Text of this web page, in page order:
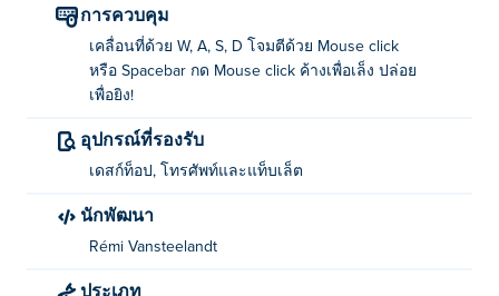
มีความกล้าหาญและความแข็งแกร่งที่จะบรรลุชะตากรรม
ของคุณและอ้างสิทธิ์ในความรุ่งโรจน์สูงสุดหรือไม่?
จะเล่น Path to Glory ได้อย่างไร?
ย้าย: WASD
โจมตี: คลิกซ้ายหรือปุ่ม Space bar
คลิกค้างไว้เพื่อเล็ง ปล่อยเพื่อยิง
การควบคุม
เคลื่อนที่ด้วย W, A, S, D โจมตีด้วย Mouse click
หรือ Spacebar กด Mouse click ค้างเพื่อเล็ง ปล่อย
เพื่อยิง!
อุปกรณ์ที่รองรับ
เดสก์ท็อป, โทรศัพท์และแท็บเล็ต
นักพัฒนา
Rémi Vansteelandt
ประเภท